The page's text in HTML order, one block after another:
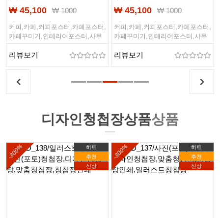
₩ 45,100
₩ 1000
커피,카페,커피포스터,카페포스터,
카페꾸미기,인테리어포스터,사무
실포스터,배경포스터,해외포스터,
감성포스터,벽꾸미기,벽꾸,포스터,
리뷰보기
₩ 45,100
₩ 1000
커피,카페,커피포스터,카페포스터,
카페꾸미기,인테리어포스터,사무
실포스터,배경포스터,해외포스터,
감성포스터,벽꾸미기,벽꾸,포스터,
리뷰보기
디자인청첩장상품상품
히트
추천
신상
-300%
히트
추천
신상
-300%